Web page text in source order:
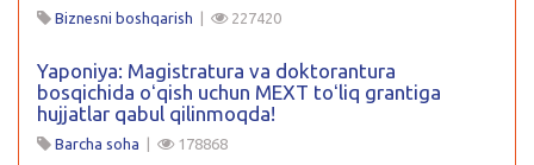
Biznesni boshqarish | 227420
Yaponiya: Magistratura va doktorantura
bosqichida oʻqish uchun MEXT toʻliq grantiga
hujjatlar qabul qilinmoqda!
Barcha soha | 178868